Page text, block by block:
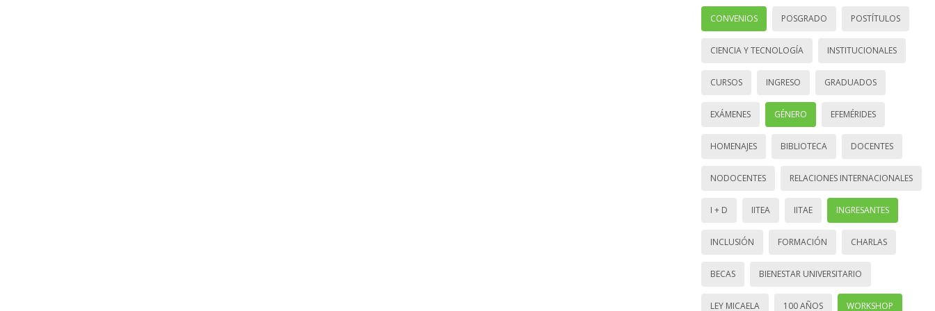
CONVENIOS POSGRADO POSTÍTULOS
CIENCIA Y TECNOLOGÍA INSTITUCIONALES
CURSOS INGRESO GRADUADOS
EXÁMENES GÉNERO EFEMÉRIDES
HOMENAJES BIBLIOTECA DOCENTES
NODOCENTES RELACIONES INTERNACIONALES
I + D IITEA IITAE INGRESANTES
INCLUSIÓN FORMACIÓN CHARLAS
BECAS BIENESTAR UNIVERSITARIO
LEY MICAELA 100 AÑOS WORKSHOP